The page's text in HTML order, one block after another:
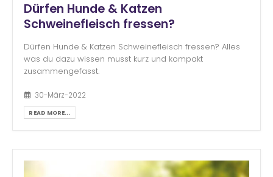
Dürfen Hunde & Katzen
Schweinefleisch fressen?
Dürfen Hunde & Katzen Schweinefleisch fressen? Alles
was du dazu wissen musst kurz und kompakt
zusammengefasst.
30-März-2022
READ MORE...